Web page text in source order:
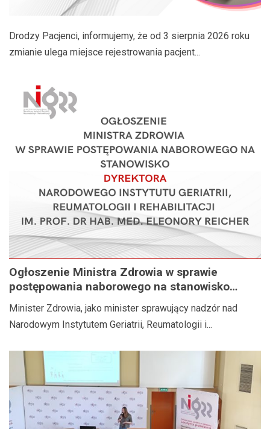
Drodzy Pacjenci, informujemy, że od 3 sierpnia 2026 roku
zmianie ulega miejsce rejestrowania pacjent...
Ogłoszenie Ministra Zdrowia w sprawie
postępowania naborowego na stanowisko
Dyrektora Narodowego Instytutu Geriatrii,
Reumatologii i Rehabilitacji im. prof. dr hab.
med. Eleonory Reicher
Minister Zdrowia, jako minister sprawujący nadzór nad
Narodowym Instytutem Geriatrii, Reumatologii i...